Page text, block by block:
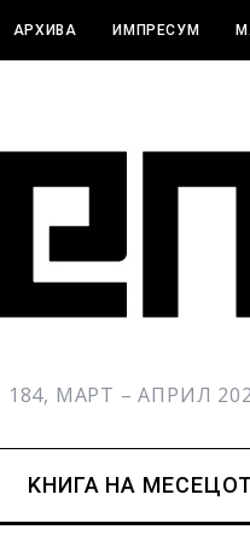
АРХИВА ИМПРЕСУМ
184, МАРТ – АПРИЛ
KНИГА НА МЕСЕЦОТ